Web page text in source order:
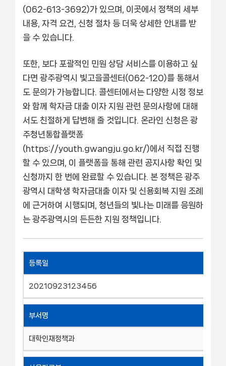
(062-613-3692)가 있으며, 이곳에서 정책의 세부
내용, 자격 요건, 신청 절차 등 더욱 상세한 안내를 받
을 수 있습니다.
또한, 보다 포괄적인 민원 상담 서비스를 이용하고 싶
다면 광주광역시 빛고을콜센터(062-120)를 통해서
도 문의가 가능합니다. 콜센터에서는 다양한 시정 정보
와 함께 학자금 대출 이자 지원 관련 문의사항에 대해
서도 친절하게 답변해 줄 것입니다. 온라인 신청은 광
주청년통합플랫폼
(https://youth.gwangju.go.kr/)에서 직접 진행
할 수 있으며, 이 플랫폼을 통해 관련 공지사항 확인 및
신청까지 한 번에 완료할 수 있습니다. 본 정책은 광주
광역시 대학생 학자금대출 이자 및 신용회복 지원 조례
에 근거하여 시행되며, 청년들의 빛나는 미래를 응원하
는 광주광역시의 든든한 지원 정책입니다.
등록일
20210923123456
부서명
대학인재정책과